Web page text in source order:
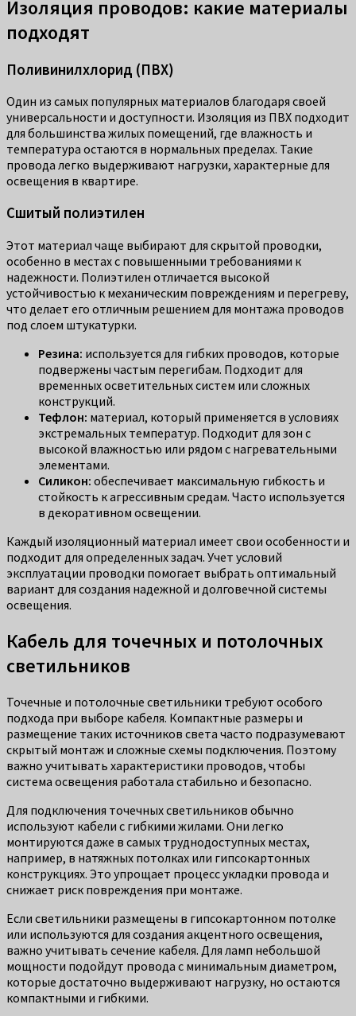
Изоляция проводов: какие материалы
подходят
Поливинилхлорид (ПВХ)
Один из самых популярных материалов благодаря своей
универсальности и доступности. Изоляция из ПВХ подходит
для большинства жилых помещений, где влажность и
температура остаются в нормальных пределах. Такие
провода легко выдерживают нагрузки, характерные для
освещения в квартире.
Сшитый полиэтилен
Этот материал чаще выбирают для скрытой проводки,
особенно в местах с повышенными требованиями к
надежности. Полиэтилен отличается высокой
устойчивостью к механическим повреждениям и перегреву,
что делает его отличным решением для монтажа проводов
под слоем штукатурки.
Резина: используется для гибких проводов, которые
подвержены частым перегибам. Подходит для
временных осветительных систем или сложных
конструкций.
Тефлон: материал, который применяется в условиях
экстремальных температур. Подходит для зон с
высокой влажностью или рядом с нагревательными
элементами.
Силикон: обеспечивает максимальную гибкость и
стойкость к агрессивным средам. Часто используется
в декоративном освещении.
Каждый изоляционный материал имеет свои особенности и
подходит для определенных задач. Учет условий
эксплуатации проводки помогает выбрать оптимальный
вариант для создания надежной и долговечной системы
освещения.
Кабель для точечных и потолочных
светильников
Точечные и потолочные светильники требуют особого
подхода при выборе кабеля. Компактные размеры и
размещение таких источников света часто подразумевают
скрытый монтаж и сложные схемы подключения. Поэтому
важно учитывать характеристики проводов, чтобы
система освещения работала стабильно и безопасно.
Для подключения точечных светильников обычно
используют кабели с гибкими жилами. Они легко
монтируются даже в самых труднодоступных местах,
например, в натяжных потолках или гипсокартонных
конструкциях. Это упрощает процесс укладки провода и
снижает риск повреждения при монтаже.
Если светильники размещены в гипсокартонном потолке
или используются для создания акцентного освещения,
важно учитывать сечение кабеля. Для ламп небольшой
мощности подойдут провода с минимальным диаметром,
которые достаточно выдерживают нагрузку, но остаются
компактными и гибкими.